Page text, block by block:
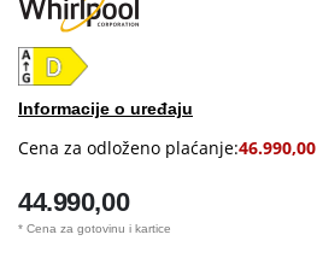
Informacije o uređaju
Cena za odloženo plaćanje:46.990,00
44.990,00
* Cena za gotovinu i kartice